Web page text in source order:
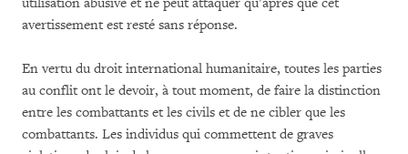
avertissement est resté sans réponse.
En vertu du droit international humanitaire, toutes les parties
au conflit ont le devoir, à tout moment, de faire la distinction
entre les combattants et les civils et de ne cibler que les
combattants. Les individus qui commettent de graves